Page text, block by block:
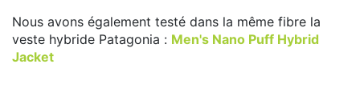
Nous avons également testé dans la même fibre la
veste hybride Patagonia : Men's Nano Puff Hybrid
Jacket